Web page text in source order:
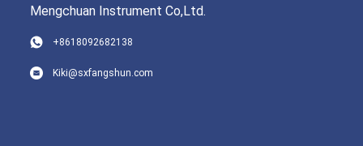
Mengchuan Instrument Co,Ltd.
+8618092682138
Kiki@sxfangshun.com